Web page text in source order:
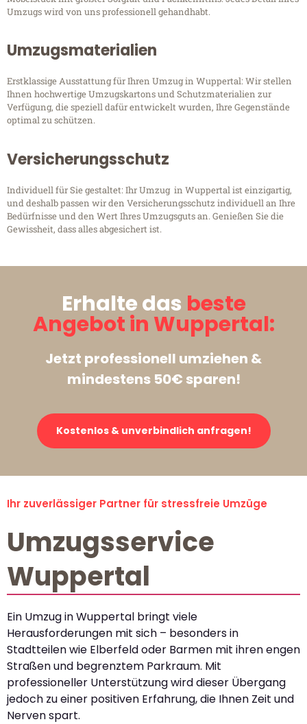
Umzugs wird von uns professionell gehandhabt.
Umzugsmaterialien
Erstklassige Ausstattung für Ihren Umzug in Wuppertal: Wir stellen
Ihnen hochwertige Umzugskartons und Schutzmaterialien zur
Verfügung, die speziell dafür entwickelt wurden, Ihre Gegenstände
optimal zu schützen.
Versicherungsschutz
Individuell für Sie gestaltet: Ihr Umzug in Wuppertal ist einzigartig,
und deshalb passen wir den Versicherungsschutz individuell an Ihre
Bedürfnisse und den Wert Ihres Umzugsguts an. Genießen Sie die
Gewissheit, dass alles abgesichert ist.
Erhalte das beste
Angebot in Wuppertal:
Jetzt professionell umziehen &
mindestens 50€ sparen!
Kostenlos & unverbindlich anfragen!
Ihr zuverlässiger Partner für stressfreie Umzüge
Umzugsservice
Wuppertal
Ein Umzug in Wuppertal bringt viele
Herausforderungen mit sich – besonders in
Stadtteilen wie Elberfeld oder Barmen mit ihren engen
Straßen und begrenztem Parkraum. Mit
professioneller Unterstützung wird dieser Übergang
jedoch zu einer positiven Erfahrung, die Ihnen Zeit und
Nerven spart.